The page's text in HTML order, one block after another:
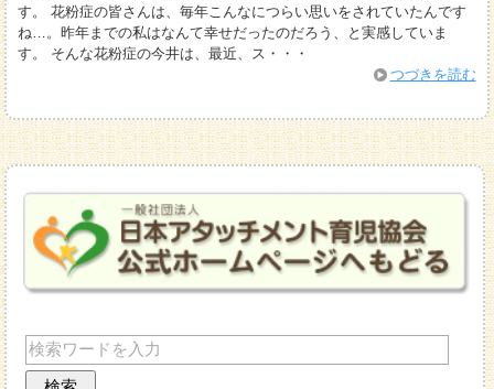
す。 花粉症の皆さんは、毎年こんなにつらい思いをされていたんです
ね…。昨年までの私はなんて幸せだったのだろう、と実感していま
す。 そんな花粉症の今井は、最近、ス・・・
つづきを読む